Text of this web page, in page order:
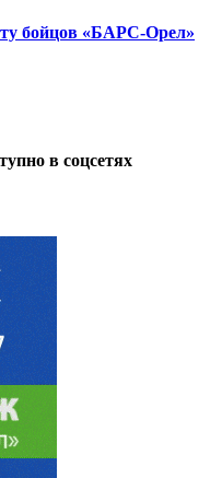
бойцов «БАРС-Орел»
в соцсетях